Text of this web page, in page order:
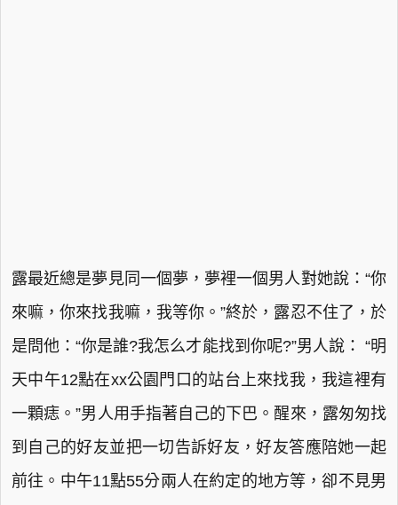
露最近總是夢見同一個夢，夢裡一個男人對她說：“你
來嘛，你來找我嘛，我等你。”終於，露忍不住了，於
是問他：“你是誰?我怎么才能找到你呢?”男人說： “明
天中午12點在xx公園門口的站台上來找我，我這裡有
一顆痣。”男人用手指著自己的下巴。醒來，露匆匆找
到自己的好友並把一切告訴好友，好友答應陪她一起
前往。中午11點55分兩人在約定的地方等，卻不見男